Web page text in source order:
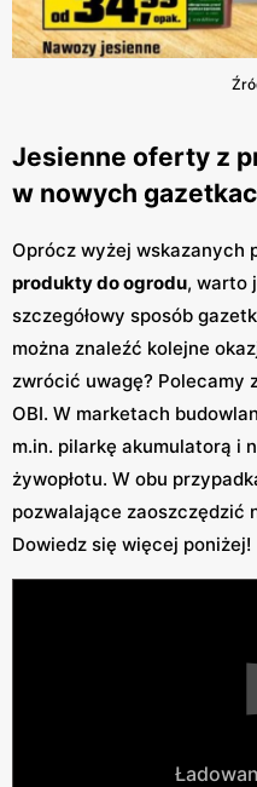
Jesienne oferty z
w nowych
Oprócz wyżej wskazanych
produkty do ogrodu, warto
szczegółowy sposób
można znaleźć kolejne
zwrócić uwagę? Polecamy
OBI. W marketach
m.in. pilarkę akumulatorą i
żywopłotu. W obu
pozwalające zaoszczędzić
Dowiedz się więcej poniżej!